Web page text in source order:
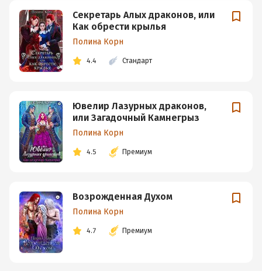
Секретарь Алых драконов, или
Как обрести крылья
Полина Корн
4.4 Стандарт
Ювелир Лазурных драконов,
или Загадочный Камнегрыз
Полина Корн
4.5 Премиум
Возрожденная Духом
Полина Корн
4.7 Премиум